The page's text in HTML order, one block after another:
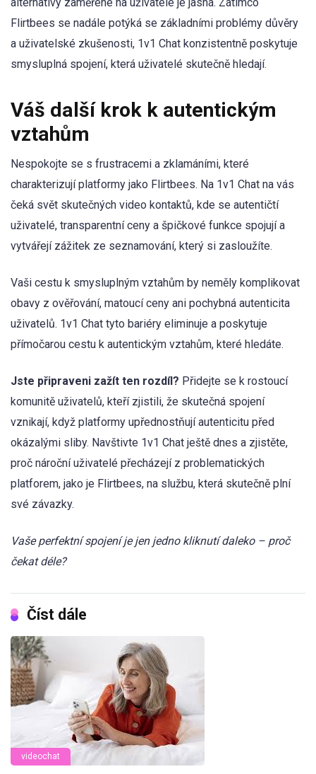
alternativy zaměřené na uživatele je jasná. Zatímco
Flirtbees se nadále potýká se základními problémy důvěry
a uživatelské zkušenosti, 1v1 Chat konzistentně poskytuje
smysluplná spojení, která uživatelé skutečně hledají.
Váš další krok k autentickým
vztahům
Nespokojte se s frustracemi a zklamáními, které
charakterizují platformy jako Flirtbees. Na 1v1 Chat na vás
čeká svět skutečných video kontaktů, kde se autentičtí
uživatelé, transparentní ceny a špičkové funkce spojují a
vytvářejí zážitek ze seznamování, který si zasloužíte.
Vaši cestu k smysluplným vztahům by neměly komplikovat
obavy z ověřování, matoucí ceny ani pochybná autenticita
uživatelů. 1v1 Chat tyto bariéry eliminuje a poskytuje
přímočarou cestu k autentickým vztahům, které hledáte.
Jste připraveni zažít ten rozdíl? Přidejte se k rostoucí
komunitě uživatelů, kteří zjistili, že skutečná spojení
vznikají, když platformy upřednostňují autenticitu před
okázalými sliby. Navštivte 1v1 Chat ještě dnes a zjistěte,
proč nároční uživatelé přecházejí z problematických
platforem, jako je Flirtbees, na službu, která skutečně plní
své závazky.
Vaše perfektní spojení je jen jedno kliknutí daleko – proč
čekat déle?
Číst dále
videochat